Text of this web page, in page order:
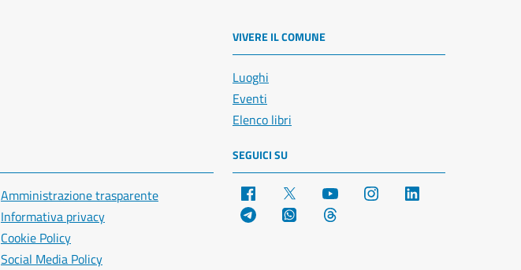
VIVERE IL COMUNE
Luoghi
Eventi
Elenco libri
Amministrazione trasparente
Informativa privacy
Cookie Policy
Social Media Policy
SEGUICI SU
Facebook YouTube Instagram
Telegram WhatsApp